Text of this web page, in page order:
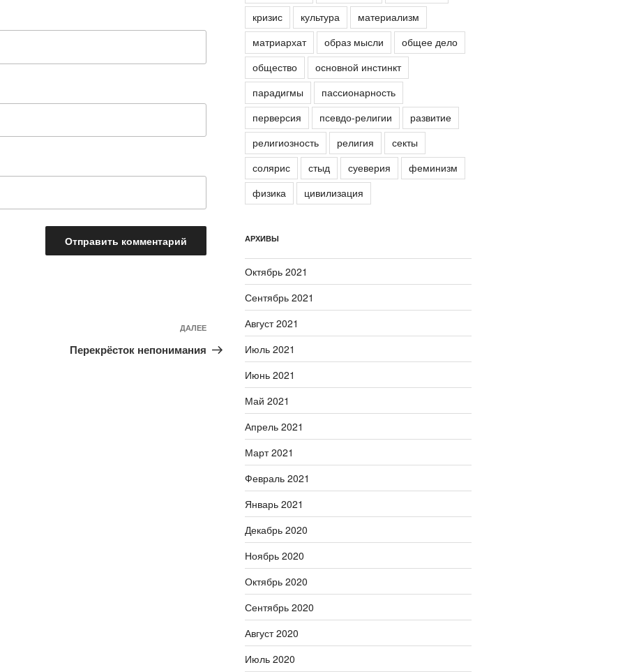
Следующая
запись
ДАЛЕЕ
Перекрёсток непонимания
кризис
культура
материализм
матриархат
образ мысли
общее дело
общество
основной инстинкт
парадигмы
пассионарность
перверсия
псевдо-религии
развитие
религиозность
религия
секты
солярис
стыд суеверия
феминизм
физика
цивилизация
АРХИВЫ
Октябрь 2021
Сентябрь 2021
Август 2021
Июль 2021
Июнь 2021
Май 2021
Апрель 2021
Март 2021
Февраль 2021
Январь 2021
Декабрь 2020
Ноябрь 2020
Октябрь 2020
Сентябрь 2020
Август 2020
Июль 2020